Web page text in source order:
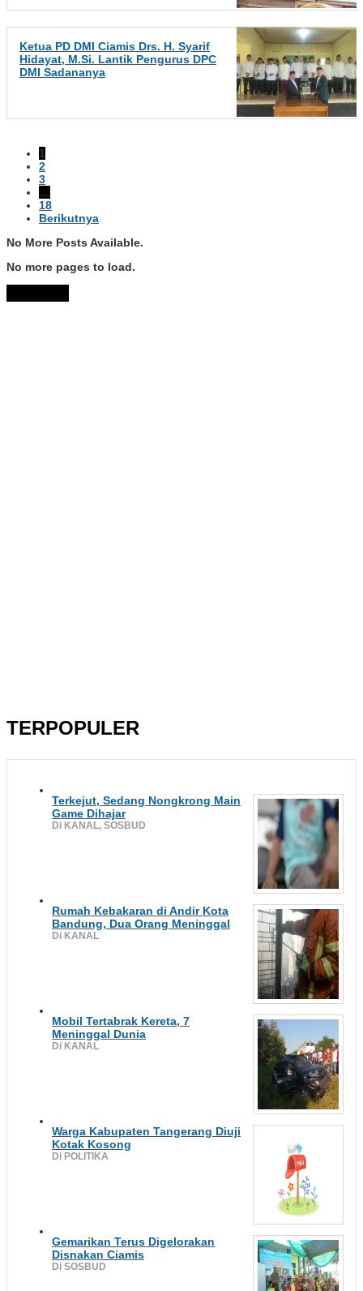
Ketua PD DMI Ciamis Drs. H. Syarif
Hidayat, M.Si. Lantik Pengurus DPC
DMI Sadananya
1
2
3
…
18
Berikutnya
No More Posts Available.
No more pages to load.
TERPOPULER
Terkejut, Sedang Nongkrong Main
Game Dihajar
Di KANAL, SOSBUD
Rumah Kebakaran di Andir Kota
Bandung, Dua Orang Meninggal
Di KANAL
Mobil Tertabrak Kereta, 7
Meninggal Dunia
Di KANAL
Warga Kabupaten Tangerang Diuji
Kotak Kosong
Di POLITIKA
Gemarikan Terus Digelorakan
Disnakan Ciamis
Di SOSBUD